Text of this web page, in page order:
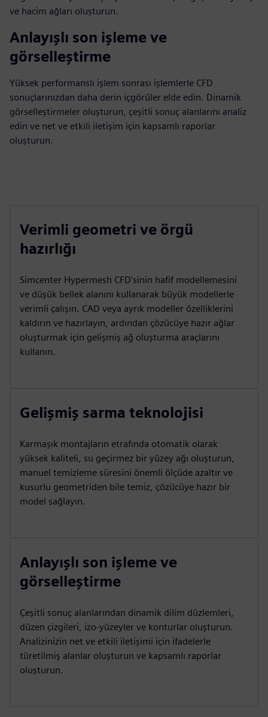
ve hacim ağları oluşturun.
Anlayışlı son işleme ve
görselleştirme
Yüksek performanslı işlem sonrası işlemlerle CFD
sonuçlarınızdan daha derin içgörüler elde edin. Dinamik
görselleştirmeler oluşturun, çeşitli sonuç alanlarını analiz
edin ve net ve etkili iletişim için kapsamlı raporlar
oluşturun.
Verimli geometri ve örgü
hazırlığı
Simcenter Hypermesh CFD'sinin hafif modellemesini
ve düşük bellek alanını kullanarak büyük modellerle
verimli çalışın. CAD veya ayrık modeller özelliklerini
kaldırın ve hazırlayın, ardından çözücüye hazır ağlar
oluşturmak için gelişmiş ağ oluşturma araçlarını
kullanın.
Gelişmiş sarma teknolojisi
Karmaşık montajların etrafında otomatik olarak
yüksek kaliteli, su geçirmez bir yüzey ağı oluşturun,
manuel temizleme süresini önemli ölçüde azaltır ve
kusurlu geometriden bile temiz, çözücüye hazır bir
model sağlayın.
Anlayışlı son işleme ve
görselleştirme
Çeşitli sonuç alanlarından dinamik dilim düzlemleri,
düzen çizgileri, izo-yüzeyler ve konturlar oluşturun.
Analizinizin net ve etkili iletişimi için ifadelerle
türetilmiş alanlar oluşturun ve kapsamlı raporlar
oluşturun.